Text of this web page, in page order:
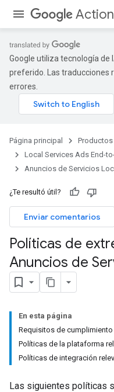
Google utiliza tecnología de
preferido. Las traducciones
errores.
Página principal Productos
Local Services Ads End-
Anuncios de Servicios
¿Te resultó útil?
Enviar comentarios
Políticas de
Anuncios de
En esta página
Requisitos de cumplimiento
Políticas de la plataforma
Políticas de integración
Las siguientes políticas